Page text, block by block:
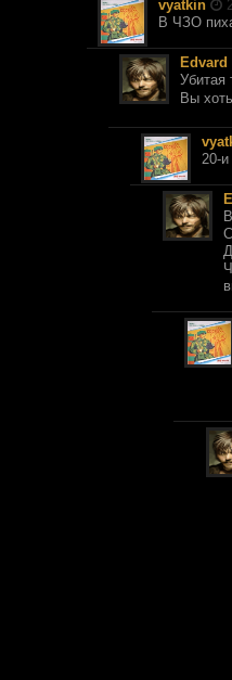
vyatkin
В ЧЗО
Edvard
Убитая
Вы
20-